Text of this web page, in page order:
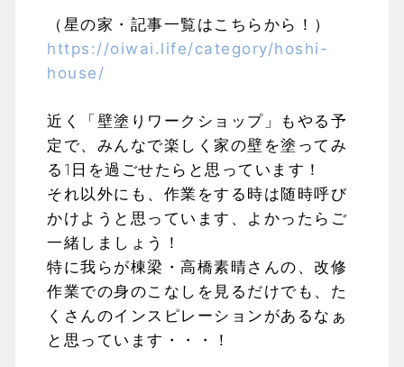
（星の家・記事一覧はこちらから！）
https://oiwai.life/category/hoshi-
house/
近く「壁塗りワークショップ」もやる予
定で、みんなで楽しく家の壁を塗ってみ
る1日を過ごせたらと思っています！
それ以外にも、作業をする時は随時呼び
かけようと思っています、よかったらご
一緒しましょう！
特に我らが棟梁・高橋素晴さんの、改修
作業での身のこなしを見るだけでも、た
くさんのインスピレーションがあるなぁ
と思っています・・・！